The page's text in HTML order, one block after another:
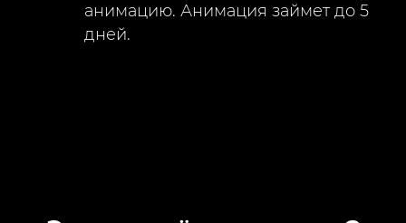
анимацию. Анимация займет до 5
дней.